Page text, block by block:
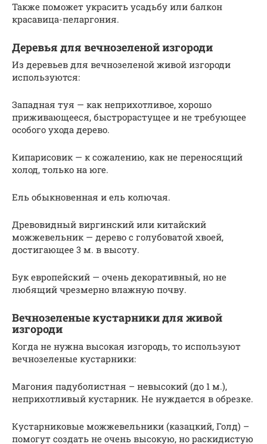
Также поможет украсить усадьбу или балкон
красавица-пеларгония.
Деревья для вечнозеленой изгороди
Из деревьев для вечнозеленой живой изгороди
используются:
Западная туя — как неприхотливое, хорошо
приживающееся, быстрорастущее и не требующее
особого ухода дерево.
Кипарисовик — к сожалению, как не переносящий
холод, только на юге.
Ель обыкновенная и ель колючая.
Древовидный виргинский или китайский
можжевельник — дерево с голубоватой хвоей,
достигающее 3 м. в высоту.
Бук европейский — очень декоративный, но не
любящий чрезмерно влажную почву.
Вечнозеленые кустарники для живой
изгороди
Когда не нужна высокая изгородь, то используют
вечнозеленые кустарники:
Магония падуболистная – невысокий (до 1 м.),
неприхотливый кустарник. Не нуждается в обрезке.
Кустарниковые можжевельники (казацкий, Голд) –
помогут создать не очень высокую, но раскидистую